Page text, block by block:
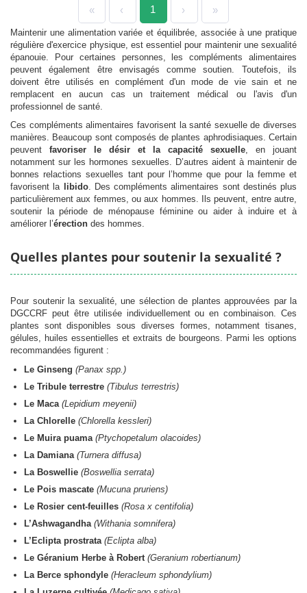
« ‹ 1 › »
Maintenir une alimentation variée et équilibrée, associée à une pratique
régulière d'exercice physique, est essentiel pour maintenir une sexualité
épanouie. Pour certaines personnes, les compléments alimentaires
peuvent également être envisagés comme soutien. Toutefois, ils
doivent être utilisés en complément d'un mode de vie sain et ne
remplacent en aucun cas un traitement médical ou l'avis d'un
professionnel de santé.
Ces compléments alimentaires favorisent la santé sexuelle de diverses
manières. Beaucoup sont composés de plantes aphrodisiaques. Certain
peuvent favoriser le désir et la capacité sexuelle, en jouant
notamment sur les hormones sexuelles. D’autres aident à maintenir de
bonnes relactions sexuelles tant pour l’homme que pour la femme et
favorisent la
libido. Des compléments alimentaires sont destinés plus
particulièrement aux femmes, ou aux hommes. Ils peuvent, entre autre,
soutenir la période de ménopause féminine ou aider à induire et à
améliorer l’érection des hommes.
Quelles plantes pour soutenir la sexualité ?
Pour soutenir la sexualité, une sélection de plantes approuvées par la
DGCCRF peut être utilisée individuellement ou en combinaison. Ces
plantes sont disponibles sous diverses formes, notamment tisanes,
gélules, huiles essentielles et extraits de bourgeons. Parmi les options
recommandées figurent :
Le Ginseng (Panax spp.)
Le Tribule terrestre (Tibulus terrestris)
Le Maca (Lepidium meyenii)
La Chlorelle (Chlorella kessleri)
Le Muira puama (Ptychopetalum olacoides)
La Damiana (Turnera diffusa)
La Boswellie (Boswellia serrata)
Le Pois mascate (Mucuna pruriens)
Le Rosier cent-feuilles (Rosa x centifolia)
L’Ashwagandha (Withania somnifera)
L’Eclipta prostrata (Eclipta alba)
Le Géranium Herbe à Robert (Geranium robertianum)
La Berce sphondyle (Heracleum sphondylium)